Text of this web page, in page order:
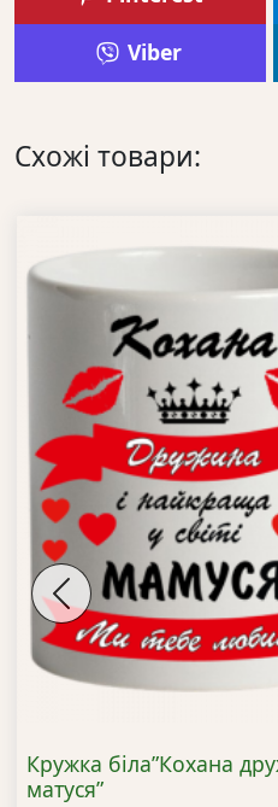
Viber
Схожі товари:
Previous
Кружка біла”Кохана
матуся”